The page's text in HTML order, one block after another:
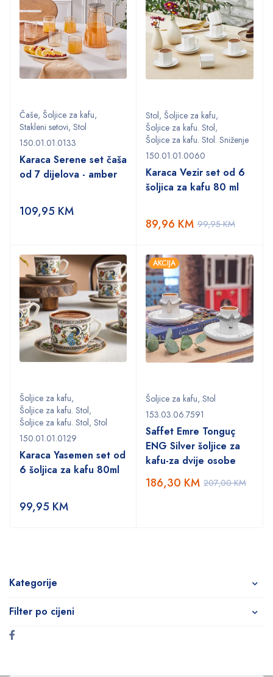
Kategorije
Filter po cijeni
Čaše, Šoljice za kafu,
Stakleni setovi, Stol
150.01.01.0133
Karaca Serene set čaša
od 7 dijelova - amber
109,95 KM
Stol, Šoljice za kafu,
Šoljice za kafu. Stol,
Šoljice za kafu. Stol. Sniženje
150.01.01.0060
Karaca Vezir set od 6
šoljica za kafu 80 ml
99,95KM
89,96 KM
Šoljice za kafu,
Šoljice za kafu. Stol,
Šoljice za kafu. Stol, Stol
150.01.01.0129
Karaca Yasemen set od
6 šoljica za kafu 80ml
99,95 KM
AKCIJA
Šoljice za kafu, Stol
153.03.06.7591
Saffet Emre Tonguç
ENG Silver šoljice za
kafu-za dvije osobe
207,00KM
186,30 KM